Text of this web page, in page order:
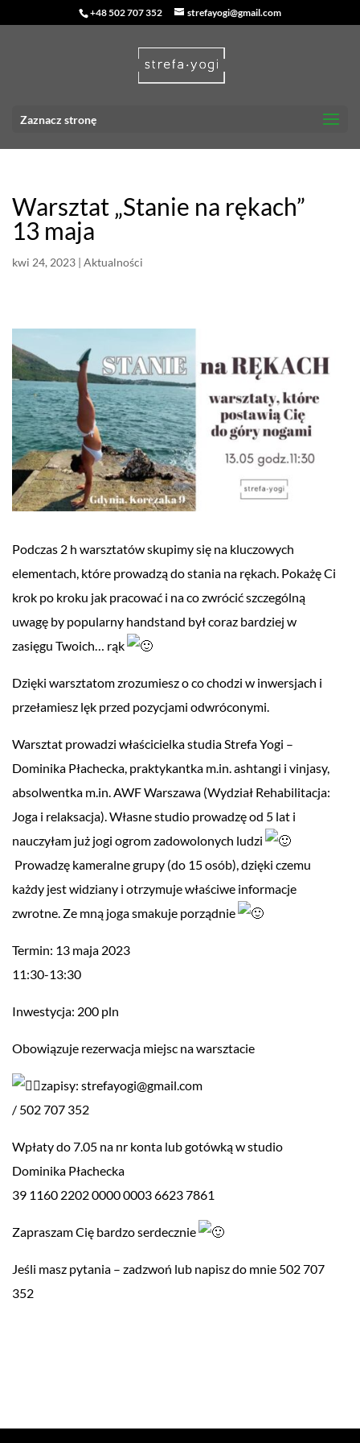
+48 502 707 352 strefayogi@gmail.com
Zaznacz stronę
Warsztat „Stanie na rękach”
13 maja
kwi 24, 2023 | Aktualności
Podczas 2 h warsztatów skupimy się na kluczowych
elementach, które prowadzą do stania na rękach. Pokażę Ci
krok po kroku jak pracować i na co zwrócić szczególną
uwagę by popularny handstand był coraz bardziej w
zasięgu Twoich… rąk
Dzięki warsztatom zrozumiesz o co chodzi w inwersjach i
przełamiesz lęk przed pozycjami odwróconymi.
Warsztat prowadzi właścicielka studia Strefa Yogi –
Dominika Płachecka, praktykantka m.in. ashtangi i vinjasy,
absolwentka m.in. AWF Warszawa (Wydział Rehabilitacja:
Joga i relaksacja). Własne studio prowadzę od 5 lat i
nauczyłam już jogi ogrom zadowolonych ludzi
Prowadzę kameralne grupy (do 15 osób), dzięki czemu
każdy jest widziany i otrzymuje właściwe informacje
zwrotne. Ze mną joga smakuje porządnie
Termin: 13 maja 2023
11:30-13:30
Inwestycja: 200 pln
Obowiązuje rezerwacja miejsc na warsztacie
zapisy: strefayogi@gmail.com
/ 502 707 352
Wpłaty do 7.05 na nr konta lub gotówką w studio
Dominika Płachecka
39 1160 2202 0000 0003 6623 7861
Zapraszam Cię bardzo serdecznie
Jeśli masz pytania – zadzwoń lub napisz do mnie 502 707
352